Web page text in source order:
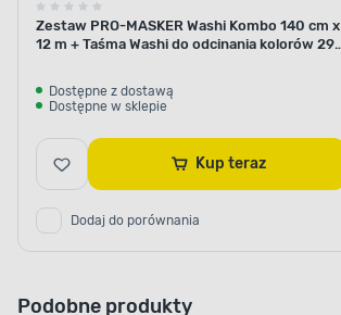
Zestaw PRO-MASKER Washi Kombo 140 cm x
12 m + Taśma Washi do odcinania kolorów 29
Dostępne z dostawą
Dostępne w sklepie
Kup teraz
Dodaj do porównania
Podobne produkty